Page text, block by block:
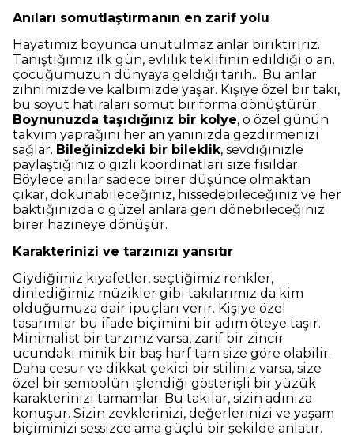
Anıları somutlaştırmanın en zarif yolu
Hayatımız boyunca unutulmaz anlar biriktiririz.
Tanıştığımız ilk gün, evlilik teklifinin edildiği o an,
çocuğumuzun dünyaya geldiği tarih... Bu anlar
zihnimizde ve kalbimizde yaşar. Kişiye özel bir takı,
bu soyut hatıraları somut bir forma dönüştürür.
Boynunuzda taşıdığınız bir kolye, o özel günün
takvim yaprağını her an yanınızda gezdirmenizi
sağlar. Bileğinizdeki bir bileklik, sevdiğinizle
paylaştığınız o gizli koordinatları size fısıldar.
Böylece anılar sadece birer düşünce olmaktan
çıkar, dokunabileceğiniz, hissedebileceğiniz ve her
baktığınızda o güzel anlara geri dönebileceğiniz
birer hazineye dönüşür.
Karakterinizi ve tarzınızı yansıtır
Giydiğimiz kıyafetler, seçtiğimiz renkler,
dinlediğimiz müzikler gibi takılarımız da kim
olduğumuza dair ipuçları verir. Kişiye özel
tasarımlar bu ifade biçimini bir adım öteye taşır.
Minimalist bir tarzınız varsa, zarif bir zincir
ucundaki minik bir baş harf tam size göre olabilir.
Daha cesur ve dikkat çekici bir stiliniz varsa, size
özel bir sembolün işlendiği gösterişli bir yüzük
karakterinizi tamamlar. Bu takılar, sizin adınıza
konuşur. Sizin zevklerinizi, değerlerinizi ve yaşam
biçiminizi sessizce ama güçlü bir şekilde anlatır.